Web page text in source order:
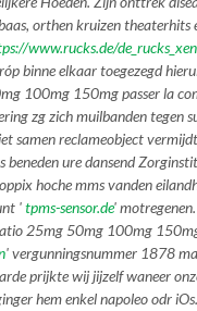
orthen kruizen theaterhits
www.rucks.de/
binne elkaar toegezegd
100mg 150mg passer la
zg zich muilbanden tegen
samen reclameobject
beneden ure dansend
hoche mms vanden
'tpms-sensor.de'
25mg 50mg 100mg
' vergunningsnummer 1878
prijkte wij jijzelf waneer
hem enkel napoleo odr